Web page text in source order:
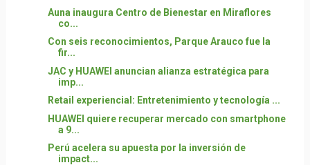
Auna inaugura Centro de Bienestar en Miraflores
co...
Con seis reconocimientos, Parque Arauco fue la
fir...
JAC y HUAWEI anuncian alianza estratégica para
imp...
Retail experiencial: Entretenimiento y tecnología ...
HUAWEI quiere recuperar mercado con smartphone
a 9...
Perú acelera su apuesta por la inversión de
impact...